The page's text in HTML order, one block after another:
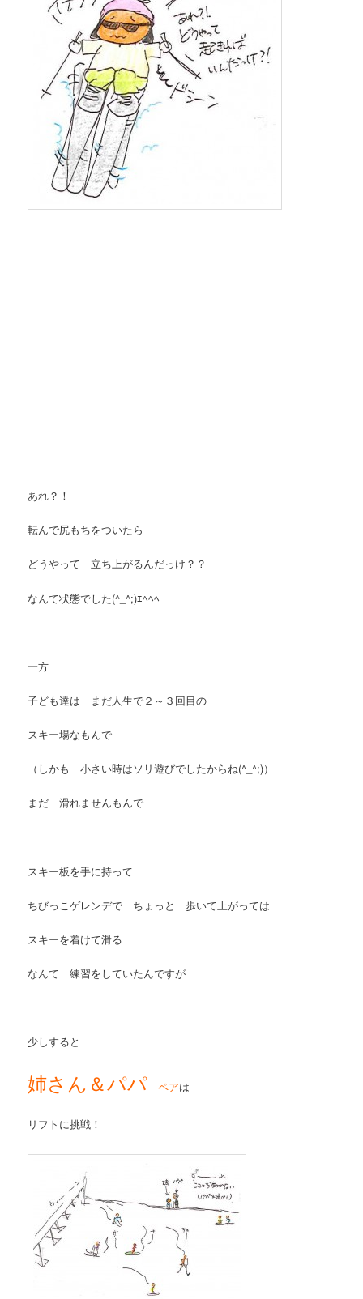
あれ？！
転んで尻もちをついたら
どうやって 立ち上がるんだっけ？？
なんて状態でした(^_^;)ｴﾍﾍﾍ
一方
子ども達は まだ人生で２～３回目の
スキー場なもんで
（しかも 小さい時はソリ遊びでしたからね(^_^;)）
まだ 滑れませんもんで
スキー板を手に持って
ちびっこゲレンデで ちょっと 歩いて上がっては
スキーを着けて滑る
なんて 練習をしていたんですが
少しすると
姉さん＆パパ ペアは
リフトに挑戦！